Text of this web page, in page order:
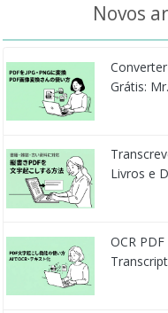
Novos
Grátis:
Livros e
OCR